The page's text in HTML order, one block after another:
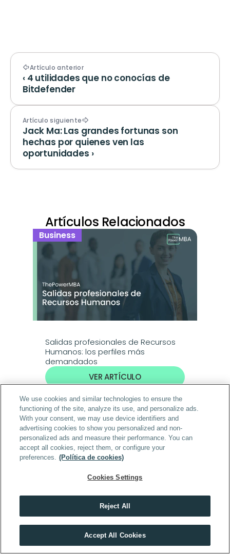
Artículo anterior
‹ 4 utilidades que no conocías de
Bitdefender
Artículo siguiente
Jack Ma: Las grandes fortunas son
hechas por quienes ven las
oportunidades ›
Artículos Relacionados
Business
Salidas profesionales de Recursos
Humanos: los perfiles más
demandados
VER ARTÍCULO
Business
Día de las PYMEs: el motor invisible
que mueve la economía española
VER ARTÍCULO
HACER TEST
We use cookies and similar technologies to ensure the
functioning of the site, analyze its use, and personalize ads.
With your consent, we may use device identifiers and
advertising cookies to show you personalized and non-
personalized ads and measure their performance. You can
accept all cookies, reject them, or configure your
preferences. (Política de cookies)
Cookies Settings
Reject All
Accept All Cookies